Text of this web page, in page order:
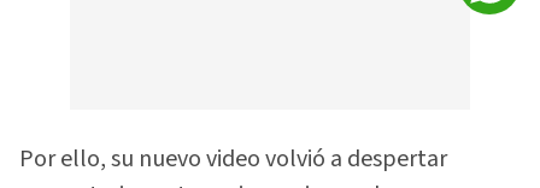
Por ello, su nuevo video volvió a despertar